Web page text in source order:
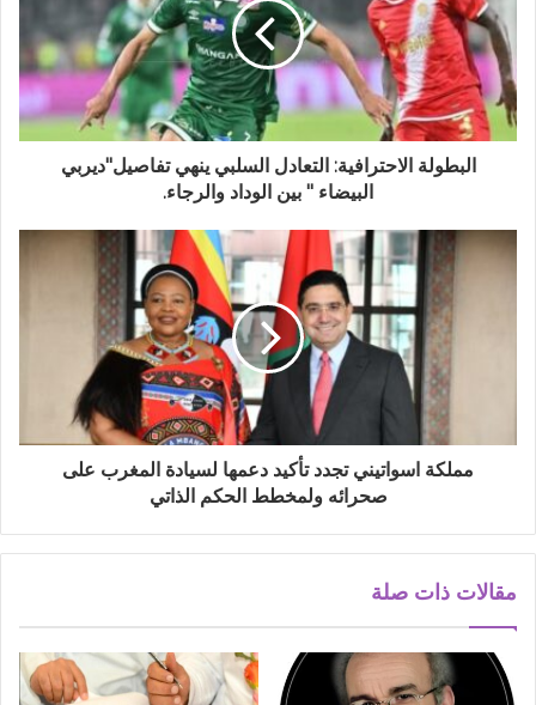
البطولة الاحترافية: التعادل السلبي ينهي تفاصيل"ديربي
البيضاء " بين الوداد والرجاء.
مملكة اسواتيني تجدد تأكيد دعمها لسيادة المغرب على
صحرائه ولمخطط الحكم الذاتي
مقالات ذات صلة